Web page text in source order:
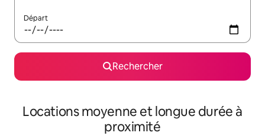
Départ
Rechercher
Locations moyenne et longue durée à
proximité